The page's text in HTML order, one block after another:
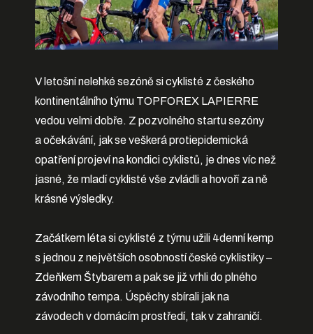
V letošní nelehké sezóně si cyklisté z českého
kontinentálního týmu TOPFOREX LAPIERRE
vedou velmi dobře. Z pozvolného startu sezóny
a očekávání, jak se veškerá protiepidemická
opatření projeví na kondici cyklistů, je dnes víc než
jasné, že mladí cyklisté vše zvládli a hovoří za ně
krásné výsledky.
Začátkem léta si cyklisté z týmu užili 4denní kemp
s jednou z největších osobností české cyklistiky –
Zdeňkem Štybarem a pak se již vrhli do plného
závodního tempa. Úspěchy sbírali jak na
závodech v domácím prostředí, tak v zahraničí.